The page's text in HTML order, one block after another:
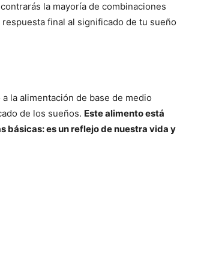
la mayoría de combinaciones
final al significado de tu sueño
la alimentación de base de medio
de los sueños. Este alimento está
básicas: es un reflejo de nuestra vida y